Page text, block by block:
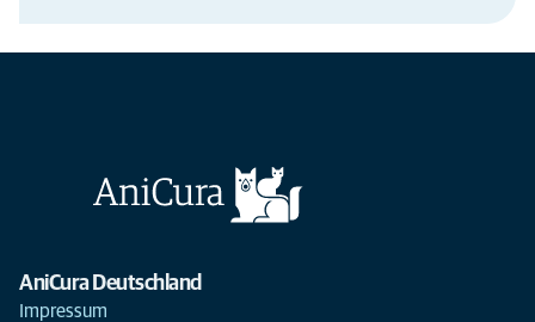
AniCura Deutschland
Impressum